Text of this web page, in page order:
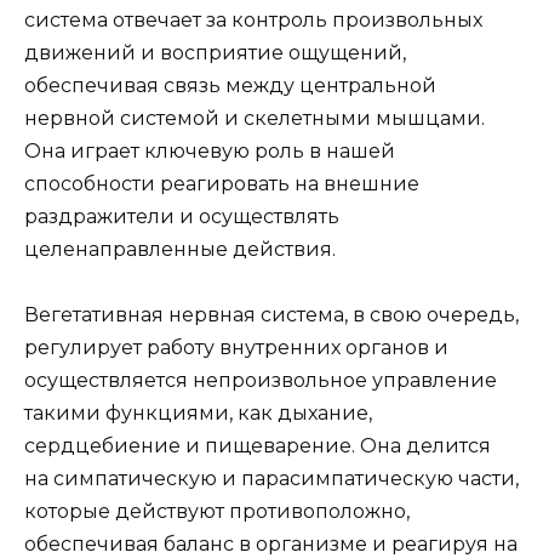
система отвечает за контроль произвольных
движений и восприятие ощущений,
обеспечивая связь между центральной
нервной системой и скелетными мышцами.
Она играет ключевую роль в нашей
способности реагировать на внешние
раздражители и осуществлять
целенаправленные действия.
Вегетативная нервная система, в свою очередь,
регулирует работу внутренних органов и
осуществляется непроизвольное управление
такими функциями, как дыхание,
сердцебиение и пищеварение. Она делится
на симпатическую и парасимпатическую части,
которые действуют противоположно,
обеспечивая баланс в организме и реагируя на